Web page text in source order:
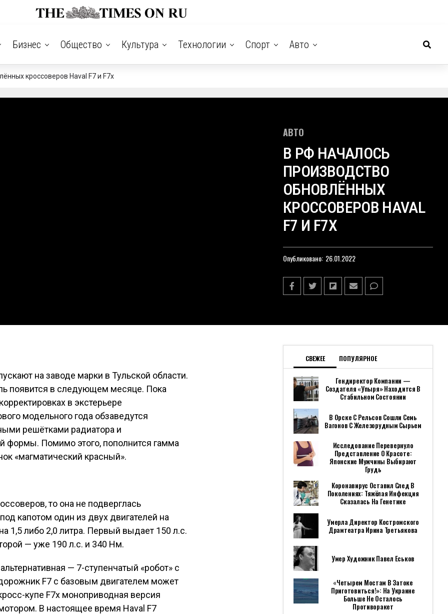
Бизнес Общество Культура Технологии Спорт Авто
кроссоверов Haval F7 и F7x
АВТО
В РФ НАЧАЛОСЬ
ПРОИЗВОДСТВО
ОБНОВЛЁННЫХ
КРОССОВЕРОВ HAVAL
F7 И F7X
Опубликовано: 26.01.2022
на заводе марки в Тульской области.
появится в следующем месяце. Пока
в экстерьере
модельного года обзаведутся
решётками радиатора и
формы. Помимо этого, пополнится гамма
«магматический красный».
то она не подверглась
капотом один из двух двигателей на
1,5 либо 2,0 литра. Первый выдает 150 л.с.
— уже 190 л.с. и 340 Нм.
— 7-ступенчатый «робот» с
F7 с базовым двигателем может
купе F7x моноприводная версия
В настоящее время Haval F7
СВЕЖЕЕ ПОПУЛЯРНОЕ
Гендиректор Компании —
Создателя «Упыря» Находится В
Стабильном Состоянии
В Орске С Рельсов Сошли Семь
Вагонов С Железорудным Сырьем
Исследование Перевернуло
Представление О Красоте:
Японские Мужчины Выбирают
Грудь
Коронавирус Оставил След В
Поколениях: Тяжёлая Инфекция
Сказалась На Генетике
Умерла Директор Костромского
Драмтеатра Ирина Третьякова
Умер Художник Павел Еськов
«Четырем Мостам В Затоке
Приготовиться!»: На Украине
Больше Не Осталось
Противоракет